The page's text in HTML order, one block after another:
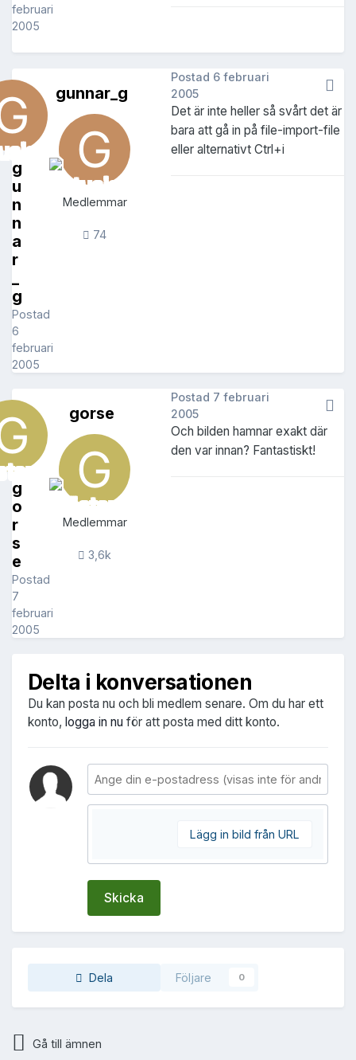
februari
2005
g
u
n
n
a
r
g
Postad
6
februari
2005
gunnar_g
Medlemmar
74
Postad 6 februari
2005
Det är inte heller så svårt det är
bara att gå in på file-import-file
eller alternativt Ctrl+i
g
o
r
s
e
Postad
7
februari
2005
gorse
Medlemmar
3,6k
Postad 7 februari
2005
Och bilden hamnar exakt där
den var innan? Fantastiskt!
Delta i konversationen
Du kan posta nu och bli medlem senare. Om du har ett
konto, logga in nu för att posta med ditt konto.
Lägg in bild från URL
Skicka
Dela Följare 0
Gå till ämnen